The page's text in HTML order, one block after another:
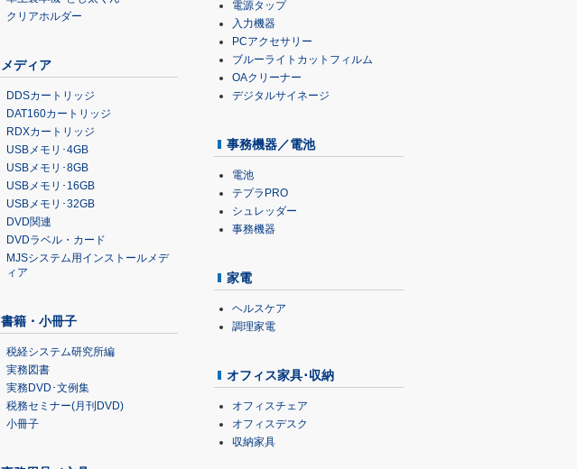
クリアホルダー
メディア
DDSカートリッジ
DAT160カートリッジ
RDXカートリッジ
USBメモリ･4GB
USBメモリ･8GB
USBメモリ･16GB
USBメモリ･32GB
DVD関連
DVDラベル・カード
MJSシステム用インストールメデ
ィア
書籍・小冊子
税経システム研究所編
実務図書
実務DVD･文例集
税務セミナー(月刊DVD)
小冊子
電源タップ
入力機器
PCアクセサリー
ブルーライトカットフィルム
OAクリーナー
デジタルサイネージ
事務機器／電池
電池
テプラPRO
シュレッダー
事務機器
家電
ヘルスケア
調理家電
オフィス家具･収納
オフィスチェア
オフィスデスク
収納家具